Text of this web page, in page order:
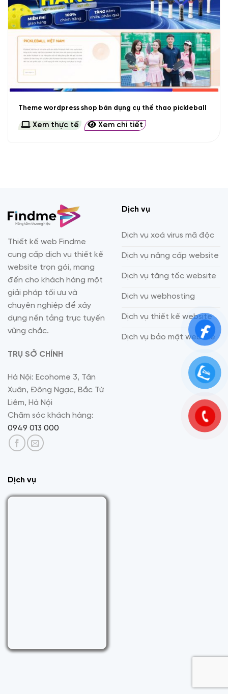
Theme wordpress shop bán dụng cụ thể thao pickleball
Xem thực tế Xem chi tiết
Thiết kế web Findme
cung cấp dịch vụ thiết kế
website trọn gói, mang
đến cho khách hàng một
giải pháp tối ưu và
chuyên nghiệp để xây
dựng nền tảng trực tuyến
vững chắc.
TRỤ SỞ CHÍNH
Hà Nội: Ecohome 3, Tân
Xuân, Đông Ngạc, Bắc Từ
Liêm, Hà Nội
Chăm sóc khách hàng:
0949 013 000
Dịch vụ
Dịch vụ xoá virus mã độc
Dịch vụ nâng cấp website
Dịch vụ tăng tốc website
Dịch vụ webhosting
Dịch vụ thiết kế website
Dịch vụ bảo mật website
Dịch vụ